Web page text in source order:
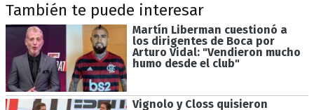
También te puede interesar
Martín Liberman cuestionó a
los dirigentes de Boca por
Arturo Vidal: "Vendieron mucho
humo desde el club"
Vignolo y Closs quisieron